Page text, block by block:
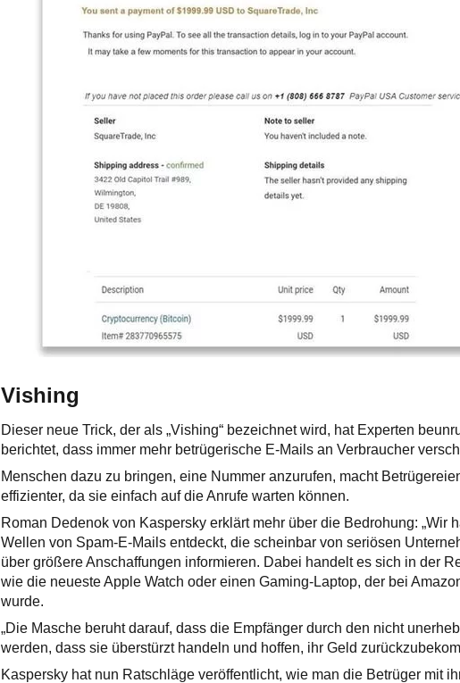
Vishing
Dieser neue Trick, der als „Vishing“ bezeichnet wird, hat Experten
berichtet, dass immer mehr betrügerische E-Mails an Verbraucher
Menschen dazu zu bringen, eine Nummer anzurufen, macht
effizienter, da sie einfach auf die Anrufe warten können.
Roman Dedenok von Kaspersky erklärt mehr über die Bedrohung: „Wir
Wellen von Spam-E-Mails entdeckt, die scheinbar von seriösen
über größere Anschaffungen informieren. Dabei handelt es sich in der
wie die neueste Apple Watch oder einen Gaming-Laptop, der bei
wurde.
„Die Masche beruht darauf, dass die Empfänger durch den nicht
werden, dass sie überstürzt handeln und hoffen, ihr Geld
Kaspersky hat nun Ratschläge veröffentlicht, wie man die Betrüger mit